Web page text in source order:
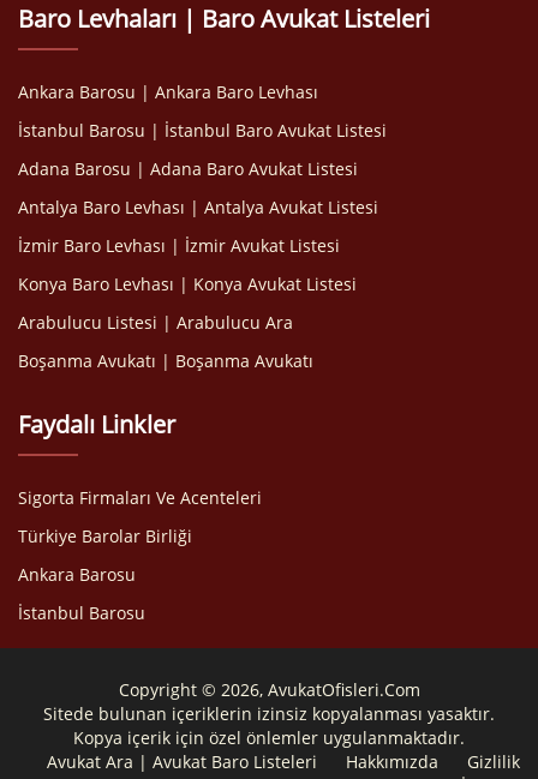
Baro Levhaları | Baro Avukat Listeleri
Ankara Barosu | Ankara Baro Levhası
İstanbul Barosu | İstanbul Baro Avukat Listesi
Adana Barosu | Adana Baro Avukat Listesi
Antalya Baro Levhası | Antalya Avukat Listesi
İzmir Baro Levhası | İzmir Avukat Listesi
Konya Baro Levhası | Konya Avukat Listesi
Arabulucu Listesi | Arabulucu Ara
Boşanma Avukatı | Boşanma Avukatı
Faydalı Linkler
Sigorta Firmaları Ve Acenteleri
Türkiye Barolar Birliği
Ankara Barosu
İstanbul Barosu
Copyright © 2026, AvukatOfisleri.Com
Sitede bulunan içeriklerin izinsiz kopyalanması yasaktır.
Kopya içerik için özel önlemler uygulanmaktadır.
Avukat Ara | Avukat Baro Listeleri
Hakkımızda
Gizlilik